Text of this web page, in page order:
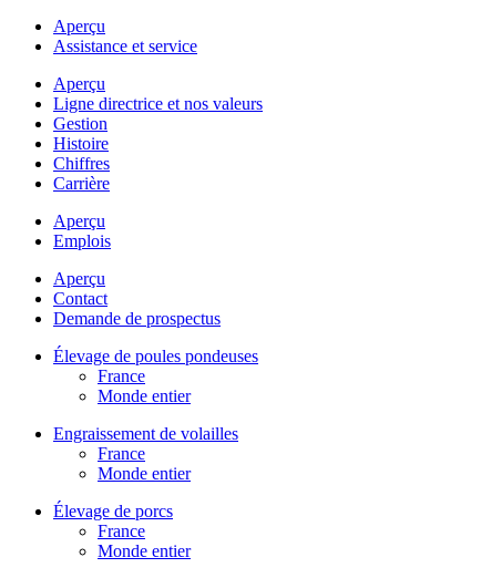
Aperçu
Assistance et service
Aperçu
Ligne directrice et nos valeurs
Gestion
Histoire
Chiffres
Carrière
Aperçu
Emplois
Aperçu
Contact
Demande de prospectus
Élevage de poules pondeuses
France
Monde entier
Engraissement de volailles
France
Monde entier
Élevage de porcs
France
Monde entier